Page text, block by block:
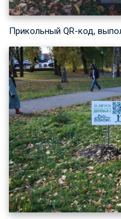
Прикольный QR-код,